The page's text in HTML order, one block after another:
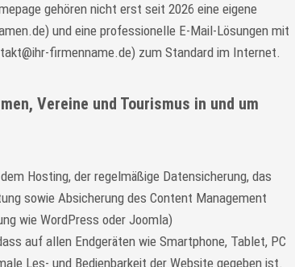
gehören nicht erst seit 2026 eine eigene
und eine professionelle E-Mail-Lösungen mit
firmenname.de) zum Standard im Internet.
Vereine und Tourismus in und um
Hosting, der regelmäßige Datensicherung, das
sowie Absicherung des Content Management
wie WordPress oder Joomla)
auf allen Endgeräten wie Smartphone, Tablet, PC
Les- und Bedienbarkeit der Website gegeben ist.